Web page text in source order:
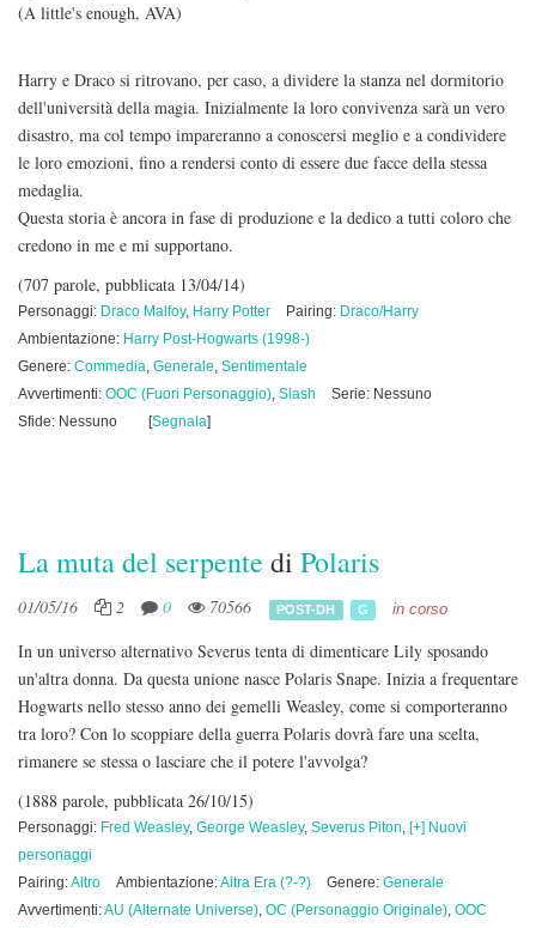
(A little's enough, AVA)
Harry e Draco si ritrovano, per caso, a dividere la stanza nel dormitorio
dell'università della magia. Inizialmente la loro convivenza sarà un vero
disastro, ma col tempo impareranno a conoscersi meglio e a condividere
le loro emozioni, fino a rendersi conto di essere due facce della stessa
medaglia.
Questa storia è ancora in fase di produzione e la dedico a tutti coloro che
credono in me e mi supportano.
(707 parole, pubblicata 13/04/14)
Personaggi: Draco Malfoy, Harry Potter Pairing: Draco/Harry
Ambientazione: Harry Post-Hogwarts (1998-)
Genere: Commedia, Generale, Sentimentale
Avvertimenti: OOC (Fuori Personaggio), Slash
Serie: Nessuno
Sfide: Nessuno
[Segnala]
La muta del serpente di Polaris
01/05/16 2 0 70566 POST-DH G in corso
In un universo alternativo Severus tenta di dimenticare Lily sposando
un'altra donna. Da questa unione nasce Polaris Snape. Inizia a frequentare
Hogwarts nello stesso anno dei gemelli Weasley, come si comporteranno
tra loro? Con lo scoppiare della guerra Polaris dovrà fare una scelta,
rimanere se stessa o lasciare che il potere l'avvolga?
(1888 parole, pubblicata 26/10/15)
Personaggi: Fred Weasley, George Weasley, Severus Piton, [+] Nuovi
personaggi
Pairing:Altro Ambientazione:Altra Era (?-?) Genere: Generale
Avvertimenti:AU (Alternate Universe), OC (Personaggio Originale), OOC